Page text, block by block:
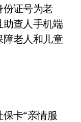
份证号为老
助查人手机端
老人和儿童
卡“亲情服